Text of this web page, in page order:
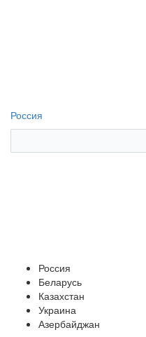
Россия
Россия
Беларусь
Казахстан
Украина
Азербайджан